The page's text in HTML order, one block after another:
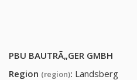
PBU BAUTRÃ„GER GMBH
Region (region): Landsberg